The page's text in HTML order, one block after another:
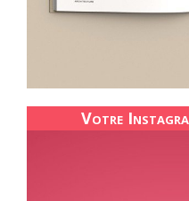
Votre